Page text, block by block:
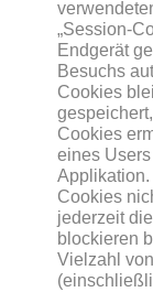
„Session-
Endgerät
Besuchs
Cookies
Cookies
eines
Cookies
jederzeit
blockieren
Vielzahl